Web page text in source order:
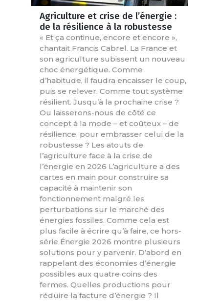
Agriculture et crise de l’énergie :
de la résilience à la robustesse
« Et ça continue, encore et encore »,
chantait Francis Cabrel. La France et
son agriculture subissent un nouveau
choc énergétique. Comme
d’habitude, il faudra encaisser le coup,
puis se relever. Comme tout système
résilient. Jusqu’à la prochaine crise ?
Ou laisserons-nous de côté ce
concept à la mode – et coûteux – de
résilience, pour embrasser celui de la
robustesse ? Les atouts de
l’agriculture face à la crise de
l’énergie en 2026 L’agriculture a des
cartes en main pour construire sa
capacité à maintenir son
fonctionnement malgré les
perturbations sur le marché des
énergies fossiles. Comme cela est
plus facile à écrire qu’à faire, ce hors-
série Énergie 2026 montre plusieurs
solutions pour y parvenir. D’abord en
rappelant des économies d’énergie
possibles aux quatre coins des
fermes. Quelles productions pour
réduire la facture d’énergie ? Il